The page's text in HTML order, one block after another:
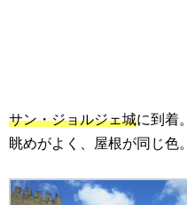
サン・ジョルジェ城に到着。
眺めがよく、屋根が同じ色。